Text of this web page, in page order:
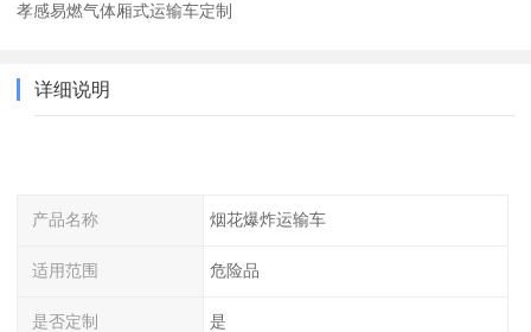
孝感易燃气体厢式运输车定制
详细说明
产品名称 烟花爆炸运输车
适用范围 危险品
是否定制 是